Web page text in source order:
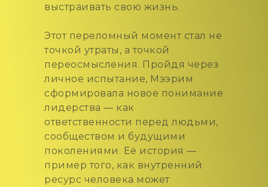
выстраивать свою жизнь.
Этот переломный момент стал не
точкой утраты, а точкой
переосмысления. Пройдя через
личное испытание, Мээрим
сформировала новое понимание
лидерства — как
ответственности перед людьми,
сообществом и будущими
поколениями. Её история —
пример того, как внутренний
ресурс человека может